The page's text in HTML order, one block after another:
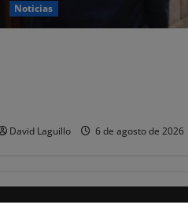
Noticias
David Laguillo 6 de agosto de 2026